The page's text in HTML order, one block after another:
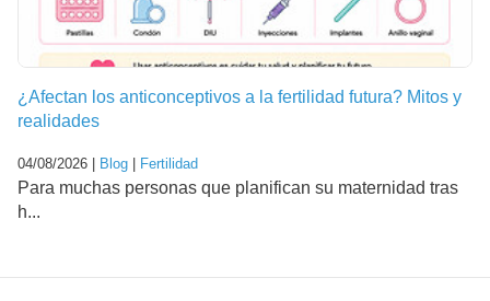
¿Afectan los anticonceptivos a la fertilidad futura? Mitos y
realidades
04/08/2026 | Blog | Fertilidad
Para muchas personas que planifican su maternidad tras
h...